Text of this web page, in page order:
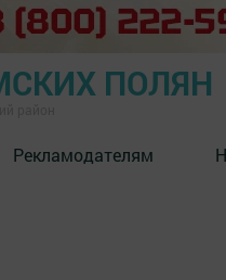
ПОЛЯН
Рекламодателям